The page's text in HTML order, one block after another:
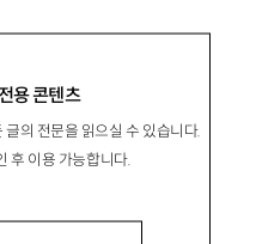
용 콘텐츠
글의 전문을 읽으실 수 있습니다.
후 이용 가능합니다.
께 잠겨보려고』가 있